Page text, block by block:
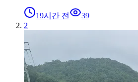
19시간 전
39
2